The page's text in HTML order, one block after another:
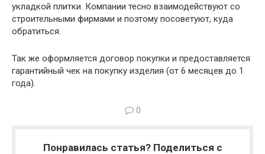
укладкой плитки. Компании тесно взаимодействуют со
строительными фирмами и поэтому посоветуют, куда
обратиться.
Так же оформляется договор покупки и предоставляется
гарантийный чек на покупку изделия (от 6 месяцев до 1
года).
0
Понравилась статья? Поделиться с